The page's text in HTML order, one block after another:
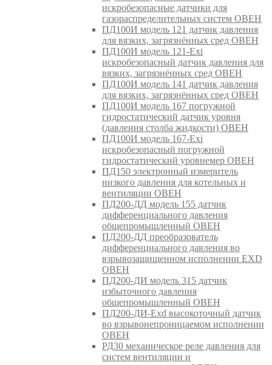
искробезопасные датчики для
газораспределительных систем ОВЕН
ПД100И модель 121 датчик давления
для вязких, загрязнённых сред ОВЕН
ПД100И модель 121-Exi
искробезопасный датчик давления для
вязких, загрязнённых сред ОВЕН
ПД100И модель 141 датчик давления
для вязких, загрязнённых сред ОВЕН
ПД100И модель 167 погружной
гидростатический датчик уровня
(давления столба жидкости) ОВЕН
ПД100И модель 167-Exi
искробезопасный погружной
гидростатический уровнемер ОВЕН
ПД150 электронный измеритель
низкого давления для котельных и
вентиляции ОВЕН
ПД200-ДД модель 155 датчик
дифференциального давления
общепромышленный ОВЕН
ПД200-ДД преобразователь
дифференциального давления во
взрывозащищенном исполнении EXD
ОВЕН
ПД200-ДИ модель 315 датчик
избыточного давления
общепромышленный ОВЕН
ПД200-ДИ-Exd высокоточный датчик
во взрывонепроницаемом исполнении
ОВЕН
РД30 механическое реле давления для
систем вентиляции и